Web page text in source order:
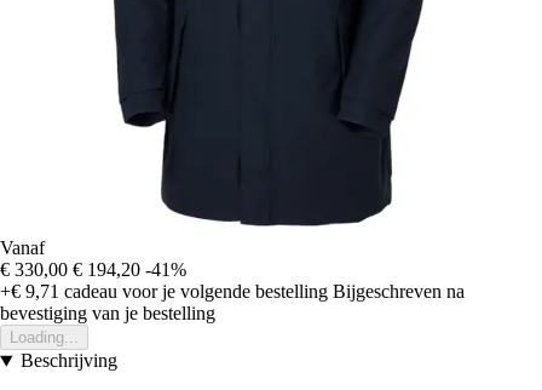
Vanaf
€ 330,00 € 194,20 -41%
+€ 9,71 cadeau voor je volgende bestelling Bijgeschreven na
bevestiging van je bestelling
Loading...
Beschrijving